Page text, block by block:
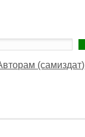
(самиздат)